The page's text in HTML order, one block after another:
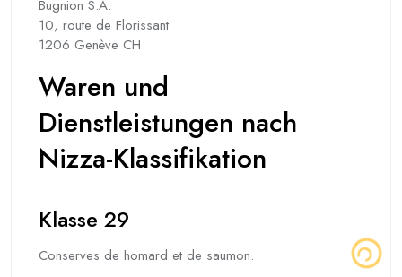
Bugnion S.A.
10, route de Florissant
1206 Genève CH
Waren und
Dienstleistungen nach
Nizza-Klassifikation
Klasse 29
Conserves de homard et de saumon.